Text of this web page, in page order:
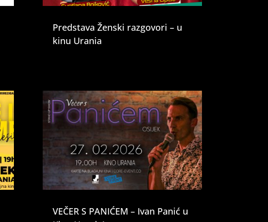
Predstava Ženski razgovori – u
kinu Urania
VEČER S PANIĆEM – Ivan Panić u